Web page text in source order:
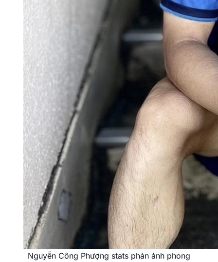
Nguyễn Công Phượng stats phản ánh phong